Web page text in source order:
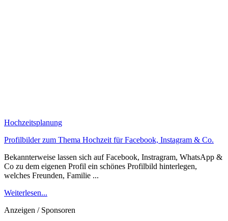
Hochzeitsplanung
Profilbilder zum Thema Hochzeit für Facebook, Instagram & Co.
Bekannterweise lassen sich auf Facebook, Instragram, WhatsApp &
Co zu dem eigenen Profil ein schönes Profilbild hinterlegen,
welches Freunden, Familie ...
Weiterlesen...
Anzeigen / Sponsoren